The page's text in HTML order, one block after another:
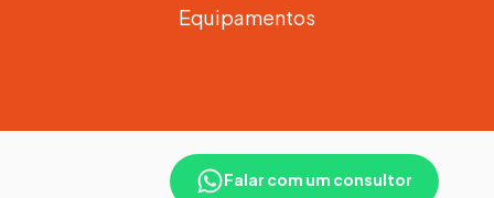
Falar com um consultor
Equipamentos
DESENVOLVIDO POR